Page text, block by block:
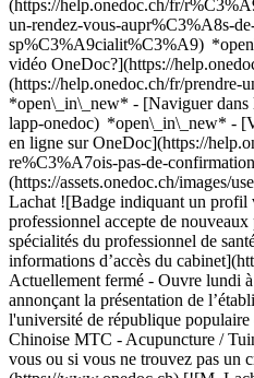
(https://help.onedoc.ch/fr/
un-rendez-vous-aupr%C3%A8s-
sp%C3%A9cialit%C3%A9)
vidéo OneDoc?](https://
(https://help.onedoc.ch/fr/
*open\_in\_new* - [Naviguer dans
lapp-onedoc) *open\_in\_new* -
en ligne sur OneDoc](https://
re%C3%A7ois-pas-de-
(https://assets.onedoc.ch/images/
Lachat ![Badge indiquant un profil
professionnel accepte de
spécialités du professionnel de
informations d’accès du
Actuellement fermé - Ouvre lundi
annonçant la présentation de
l'université de république
Chinoise MTC - Acupuncture /
vous ou si vous ne trouvez pas un